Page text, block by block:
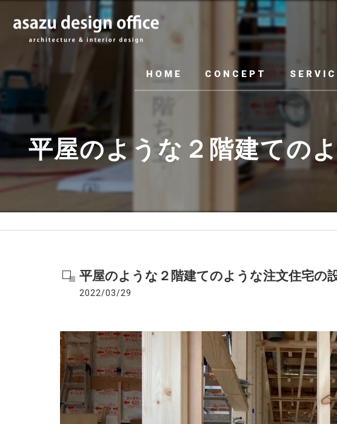
HOME CONCEPT
平屋のような２階建ての
平屋のような２階建てのような注文住宅の
2022/03/29